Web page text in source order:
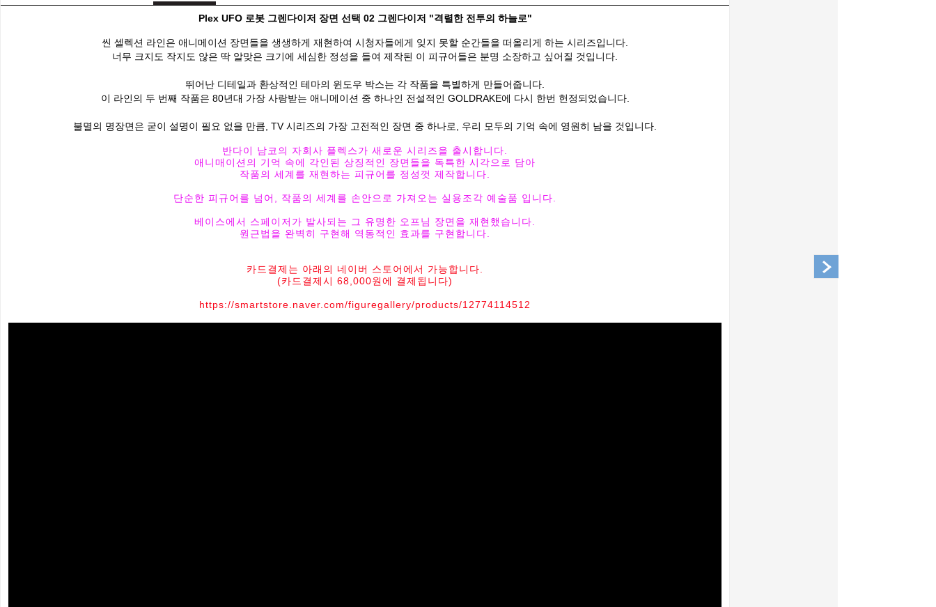
Plex UFO 로봇 그렌다이저 장면 선택 02 그렌다이저 "격렬한 전투의 하늘로"
씬 셀렉션 라인은 애니메이션 장면들을 생생하게 재현하여 시청자들에게 잊지 못할 순간들을 떠올리게 하는 시리즈입니다.
너무 크지도 작지도 않은 딱 알맞은 크기에 세심한 정성을 들여 제작된 이 피규어들은 분명 소장하고 싶어질 것입니다.
뛰어난 디테일과 환상적인 테마의 윈도우 박스는 각 작품을 특별하게 만들어줍니다.
이 라인의 두 번째 작품은 80년대 가장 사랑받는 애니메이션 중 하나인 전설적인 GOLDRAKE에 다시 한번 헌정되었습니다.
불멸의 명장면은 굳이 설명이 필요 없을 만큼, TV 시리즈의 가장 고전적인 장면 중 하나로, 우리 모두의 기억 속에 영원히 남을 것입니다.
반다이 남코의 자회사 플렉스가 새로운 시리즈을 출시합니다.
애니매이션의 기억 속에 각인된 상징적인 장면들을 독특한 시각으로 담아
작품의 세계를 재현하는 피규어를 정성껏 제작합니다.
단순한 피규어를 넘어, 작품의 세계를 손안으로 가져오는 실용조각 예술품 입니다.
베이스에서 스페이저가 발사되는 그 유명한 오프님 장면을 재현했습니다.
원근법을 완벽히 구현해 역동적인 효과를 구현합니다.
카드결제는 아래의 네이버 스토어에서 가능합니다.
(카드결제시 68,000원에 결제됩니다)
https://smartstore.naver.com/figuregallery/products/12774114512